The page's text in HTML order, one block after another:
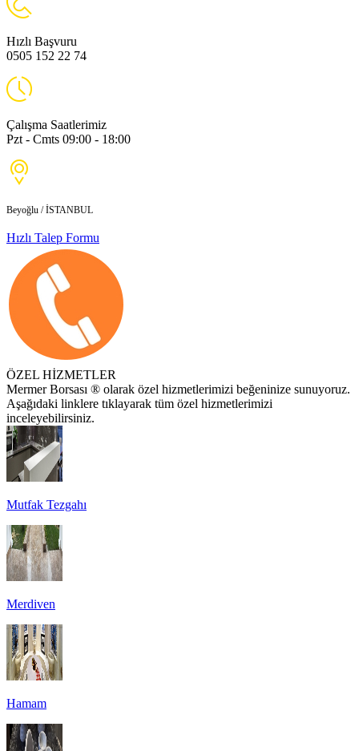
Hızlı Başvuru
0505 152 22 74
Çalışma Saatlerimiz
Pzt - Cmts 09:00 - 18:00
Beyoğlu / İSTANBUL
Hızlı Talep Formu
ÖZEL HİZMETLER
Mermer Borsası ® olarak özel hizmetlerimizi beğeninize sunuyoruz.
Aşağıdaki linklere tıklayarak tüm özel hizmetlerimizi
inceleyebilirsiniz.
Mutfak Tezgahı
Merdiven
Hamam